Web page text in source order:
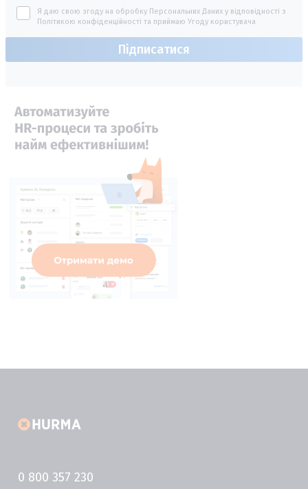
Я даю свою згоду на обробку Персональних Даних у відповідності з
Політикою конфіденційності та приймаю Угоду користувача
0 800 357 230